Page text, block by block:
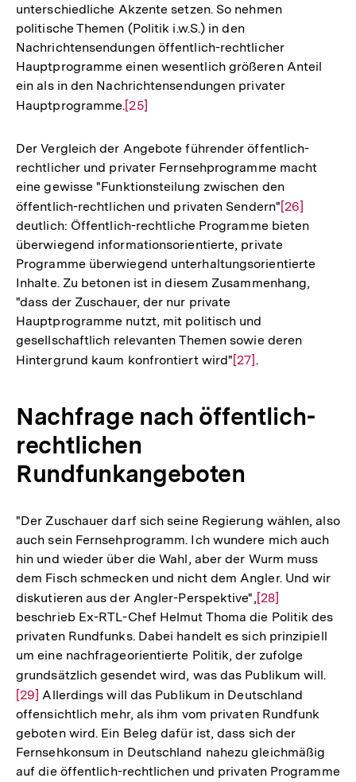
unterschiedliche Akzente setzen. So nehmen
politische Themen (Politik i.w.S.) in den
Nachrichtensendungen öffentlich-rechtlicher
Hauptprogramme einen wesentlich größeren Anteil
ein als in den Nachrichtensendungen privater
Hauptprogramme.Zur
der
Fußnote
[25]
Der Vergleich der Angebote führender öffentlich-
rechtlicher und privater Fernsehprogramme macht
eine gewisse "Funktionsteilung zwischen den
öffentlich-rechtlichen und privaten Sendern"Zur
Auflösung
der
Fußnote
[26]
deutlich: Öffentlich-rechtliche Programme bieten
überwiegend informationsorientierte, private
Programme überwiegend unterhaltungsorientierte
Inhalte. Zu betonen ist in diesem Zusammenhang,
"dass der Zuschauer, der nur private
Hauptprogramme nutzt, mit politisch und
gesellschaftlich relevanten Themen sowie deren
Hintergrund kaum konfrontiert wird"Zur
Fußnote
[27] .
Nachfrage nach öffentlich-
rechtlichen
Rundfunkangeboten
"Der Zuschauer darf sich seine Regierung wählen, also
auch sein Fernsehprogramm. Ich wundere mich auch
hin und wieder über die Wahl, aber der Wurm muss
dem Fisch schmecken und nicht dem Angler. Und wir
diskutieren aus der Angler-Perspektive",Zur
Auflösung
der
Fußnote
[28]
beschrieb Ex-RTL-Chef Helmut Thoma die Politik des
privaten Rundfunks. Dabei handelt es sich prinzipiell
um eine nachfrageorientierte Politik, der zufolge
grundsätzlich gesendet wird, was das Publikum will.
[29] Allerdings will das Publikum in Deutschland
offensichtlich mehr, als ihm vom privaten Rundfunk
geboten wird. Ein Beleg dafür ist, dass sich der
Fernsehkonsum in Deutschland nahezu gleichmäßig
auf die öffentlich-rechtlichen und privaten Programme